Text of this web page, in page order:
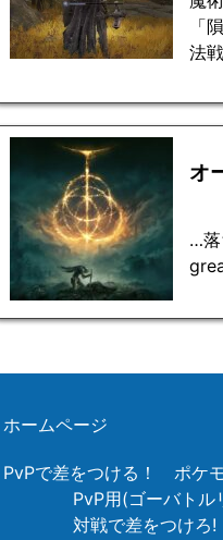
「
法
オ
…落
ホームページ
PvPで差をつける！ ポケ
PvP用(ゴーバトル
対戦で差をつけろ